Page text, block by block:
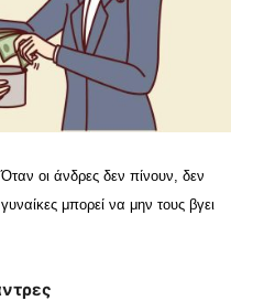
οι άνδρες δεν πίνουν, δεν
μπορεί να μην τους βγει